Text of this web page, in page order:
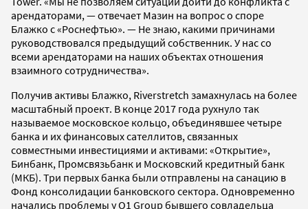
арендаторами, — отвечает Мазин на вопрос о споре
Блажко с «Роснефтью». — Не знаю, какими причинами
руководствовался предыдущий собственник. У нас со
всеми арендаторами на наших объектах отношения
взаимного сотрудничества».
Получив активы Блажко, Riverstretch замахнулась на более
масштабный проект. В конце 2017 года рухнуло так
называемое московское кольцо, объединявшее четыре
банка и их финансовых сателлитов, связанных
совместными инвестициями и активами: «Открытие»,
Бинбанк, Промсвязьбанк и Московский кредитный банк
(МКБ). Три первых банка были отправлены на санацию в
Фонд консолидации банковского сектора. Одновременно
начались проблемы у O1 Group бывшего совладельца